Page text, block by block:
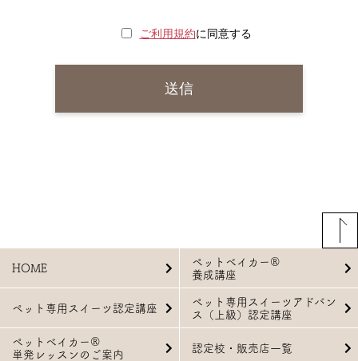
ご利用規約に同意する
HOME
ペットベイカー®
養成講座
ペット専用スイーツ認定講座
ペット専用スイーツアドバン
ス（上級）認定講座
ペットベイカー®
単発レッスンのご案内
認定校・販売店一覧